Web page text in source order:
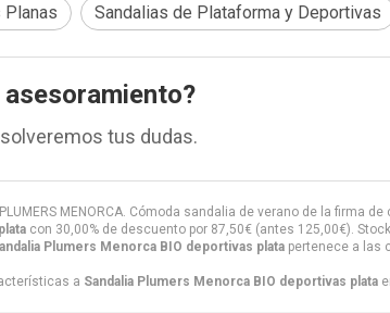
MENORCA. Cómoda sandalia de verano de la firma
con 30,00% de descuento por 87,50€ (antes 125,00€).
Plumers Menorca BIO deportivas plata pertenece a las
a Sandalia Plumers Menorca BIO deportivas plata
Planas Sandalias de Plataforma y Deportivas
tus dudas.